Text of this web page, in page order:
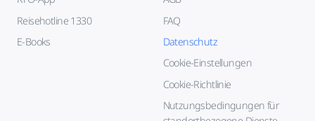
Reisehotline 1330
E-Books
FAQ
Datenschutz
Cookie-Einstellungen
Cookie-Richtlinie
Nutzungsbedingungen für